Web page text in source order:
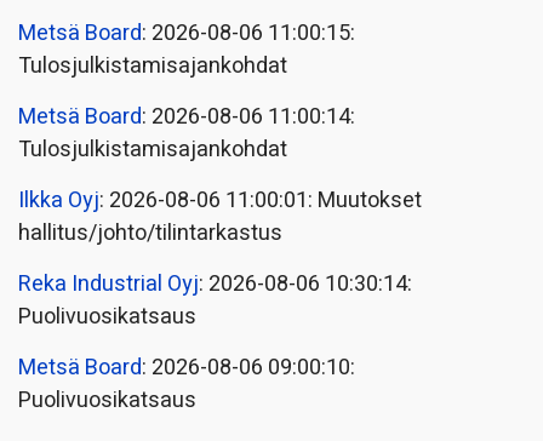
Metsä Board: 2026-08-06 11:00:15:
Tulosjulkistamisajankohdat
Metsä Board: 2026-08-06 11:00:14:
Tulosjulkistamisajankohdat
Ilkka Oyj: 2026-08-06 11:00:01: Muutokset
hallitus/johto/tilintarkastus
Reka Industrial Oyj: 2026-08-06 10:30:14:
Puolivuosikatsaus
Metsä Board: 2026-08-06 09:00:10:
Puolivuosikatsaus